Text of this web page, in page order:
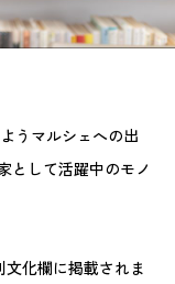
うマルシェへの出
として活躍中のモノ
化欄に掲載されま